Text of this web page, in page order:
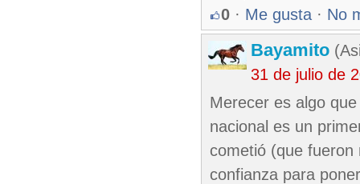
0 · Me gusta · No
Bayamito
31 de julio de
Merecer es algo
nacional es un
cometió (que fueron
confianza para